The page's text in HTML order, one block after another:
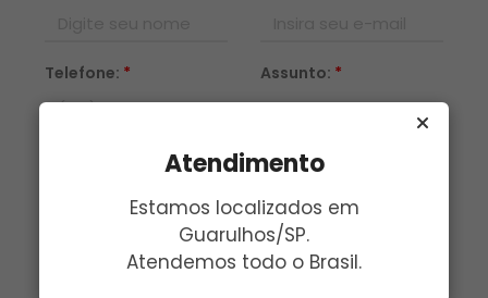
Atendimento
Estamos localizados em
Guarulhos/SP.
Atendemos todo o Brasil.
Telefone: * Assunto: *